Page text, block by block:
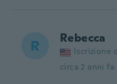
R Rebecca
Iscrizione
circa 2 anni fa